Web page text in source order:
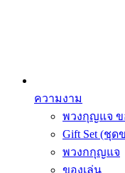
ความงาม
พวงกุญแจ ข
Gift Set (ชุ
พวงกกุญแจ
ของเล่น